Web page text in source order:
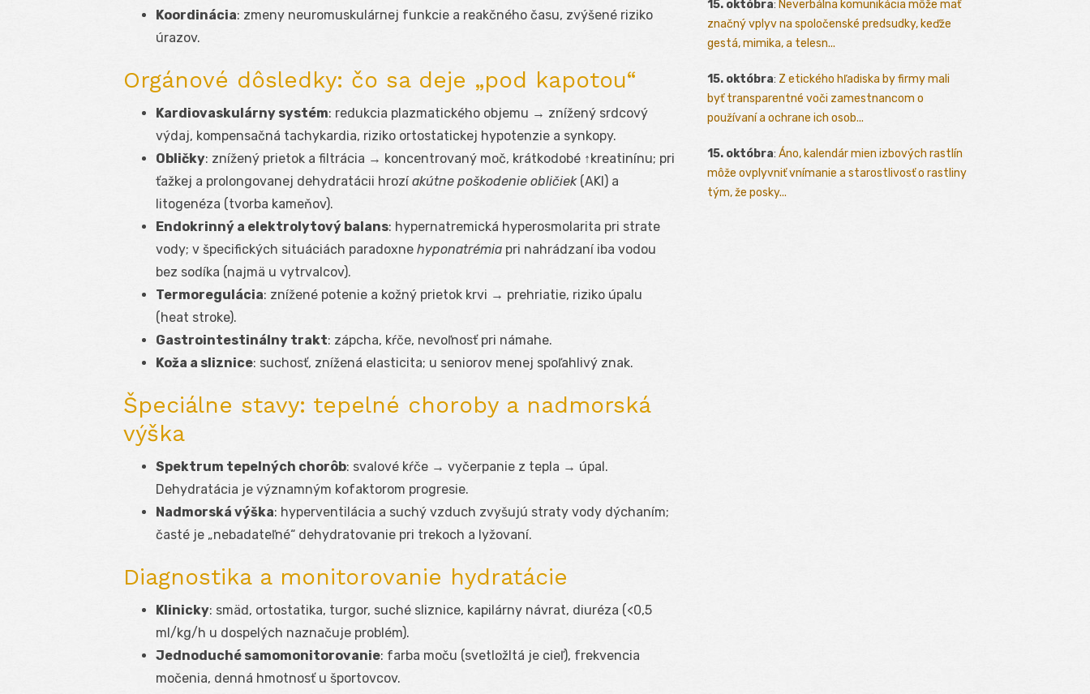
Koordinácia: zmeny neuromuskulárnej funkcie a reakčného času, zvýšené riziko
úrazov.
Orgánové dôsledky: čo sa deje „pod kapotou“
Kardiovaskulárny systém: redukcia plazmatického objemu → znížený srdcový
výdaj, kompensačná tachykardia, riziko ortostatickej hypotenzie a synkopy.
Obličky: znížený prietok a filtrácia → koncentrovaný moč, krátkodobé ↑kreatinínu; pri
ťažkej a prolongovanej dehydratácii hrozíakútne poškodenie obličiek(AKI) a
litogenéza (tvorba kameňov).
Endokrinný a elektrolytový balans: hypernatremická hyperosmolarita pri strate
vody; v špecifických situáciách paradoxne hyponatrémia pri nahrádzaní iba vodou
bez sodíka (najmä u vytrvalcov).
Termoregulácia: znížené potenie a kožný prietok krvi → prehriatie, riziko úpalu
(heat stroke).
Gastrointestinálny trakt: zápcha, kŕče, nevoľnosť pri námahe.
Koža a sliznice: suchosť, znížená elasticita; u seniorov menej spoľahlivý znak.
Špeciálne stavy: tepelné choroby a nadmorská
výška
Spektrum tepelných chorôb: svalové kŕče → vyčerpanie z tepla → úpal.
Dehydratácia je významným kofaktorom progresie.
Nadmorská výška: hyperventilácia a suchý vzduch zvyšujú straty vody dýchaním;
časté je „nebadateľné“ dehydratovanie pri trekoch a lyžovaní.
Diagnostika a monitorovanie hydratácie
Klinicky: smäd, ortostatika, turgor, suché sliznice, kapilárny návrat, diuréza (<0,5
ml/kg/h u dospelých naznačuje problém).
Jednoduché samomonitorovanie: farba moču (svetložltá je cieľ), frekvencia
močenia, denná hmotnosť u športovcov.
15. októbra: Neverbálna komunikácia môže mať
značný vplyv na spoločenské predsudky, keďže
gestá, mimika, a telesn...
15. októbra: Z etického hľadiska by firmy mali
byť transparentné voči zamestnancom o
používaní a ochrane ich osob...
15. októbra: Áno, kalendár mien izbových rastlín
môže ovplyvniť vnímanie a starostlivosť o rastliny
tým, že posky...